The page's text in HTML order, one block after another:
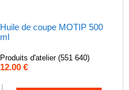
Huile de coupe MOTIP 500
ml
Produits d'atelier (551 640)
12.00 €